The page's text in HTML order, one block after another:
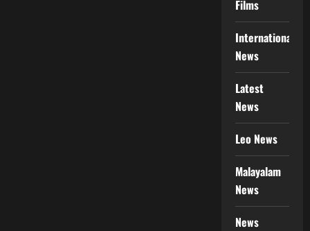
Films
International
News
Latest
News
Leo News
Malayalam
News
News